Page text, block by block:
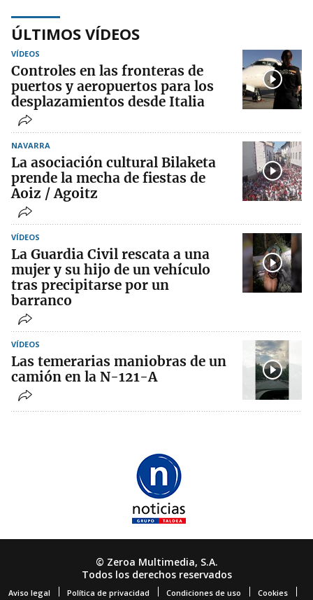
ÚLTIMOS VÍDEOS
VÍDEOS
Controles en las fronteras de
puertos y aeropuertos para los
desplazamientos desde Italia
NAVARRA
La asociación cultural Bilaketa
prende la mecha de fiestas de
Aoiz / Agoitz
VÍDEOS
La Guardia Civil rescata a una
mujer y su hijo de un vehículo
tras precipitarse por un
barranco
VÍDEOS
Las temerarias maniobras de un
camión en la N-121-A
© Zeroa Multimedia, S.A.
Todos los derechos reservados
Aviso legal Política de privacidad Condiciones de uso Cookies